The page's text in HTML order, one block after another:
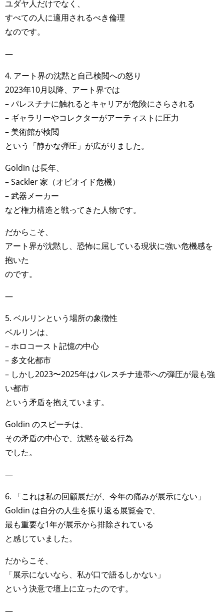
POLITICS REVIEWS
ユダヤ人だけでなく、
すべての人に適用されるべき倫理
なのです。
—
4. アート界の沈黙と自己検閲への怒り
2023年10月以降、アート界では
– パレスチナに触れるとキャリアが危険にさらされる
– ギャラリーやコレクターがアーティストに圧力
– 美術館が検閲
という「静かな弾圧」が広がりました。
Goldin は長年、
– Sackler 家（オピオイド危機）
– 武器メーカー
など権力構造と戦ってきた人物です。
だからこそ、
アート界が沈黙し、恐怖に屈している現状に強い危機感を
抱いた
のです。
—
5. ベルリンという場所の象徴性
ベルリンは、
– ホロコースト記憶の中心
– 多文化都市
– しかし2023〜2025年はパレスチナ連帯への弾圧が最も強
い都市
という矛盾を抱えています。
Goldin のスピーチは、
その矛盾の中心で、沈黙を破る行為
でした。
—
6. 「これは私の回顧展だが、今年の痛みが展示にない」
Goldin は自分の人生を振り返る展覧会で、
最も重要な1年が展示から排除されている
と感じていました。
だからこそ、
「展示にないなら、私が口で語るしかない」
という決意で壇上に立ったのです。
—